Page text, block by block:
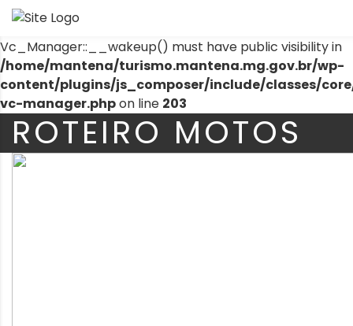
Warning: The magic method
Vc_Manager::__wakeup() must have public visibility in
/home/mantena/turismo.mantena.mg.gov.br/wp-
content/plugins/js_composer/include/classes/
vc-manager.phpon line 203
ROTEIRO MOTOS